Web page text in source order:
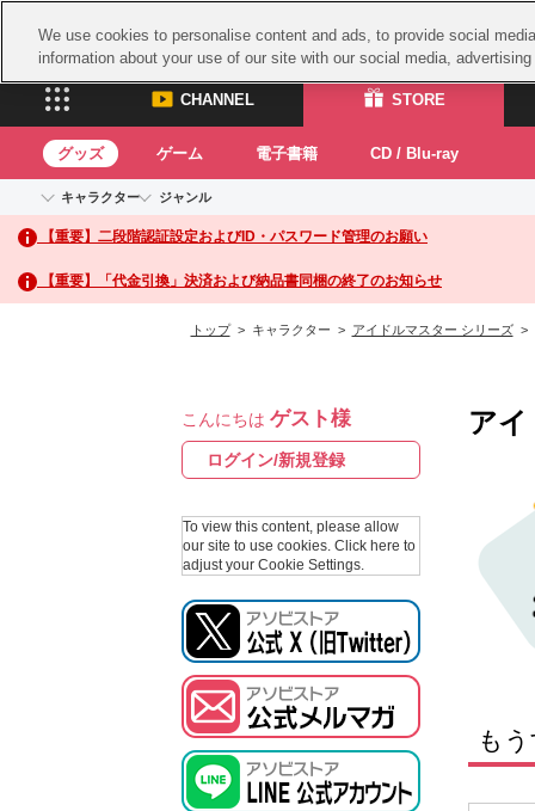
CHANNEL STORE
CHANNEL
ASOBI CHANNEL TOP
STORE
ASOBI STORE
グッズ
CD / Blu-ray
グッズ ゲーム 電子書籍 CD / Blu-ray
キャラクター
アイドルマスターシリーズ
アイドルマスター
アイドルマスター シンデレラガールズ
アイドルマスター ミリオンライブ！
プロジェクトアイマス ヴイアライヴ
テイルズ オブ シリーズ
スサ
ジャンル
イベントグッズ
トイ・ホビー
【重要】二段階認証設定およびID・パスワード管理のお願い
【重要】「代金引換」決済および納品書同梱の終了のお知らせ
トップ> キャラクター > アイドルマスター シリーズ>
こんにちは ゲスト様
ログイン/新規登録
To view this content, please allow
our site to use cookies. Click here to
adjust your Cookie Settings.
ア
も
We use cookies to personalise content and ads, to provide social
information about your use of our site with our social media,